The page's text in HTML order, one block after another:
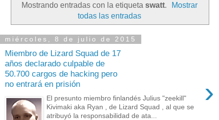
Mostrando entradas con la etiqueta swatt.
Mostrar
todas las entradas
miércoles, 8 de julio de 2015
Miembro de Lizard Squad de 17
años declarado culpable de
50.700 cargos de hacking pero
no entrará en prisión
›
El presunto miembro finlandés Julius "zeekill"
Kivimaki aka Ryan , de Lizard Squad , al que se
atribuyó la responsabilidad de ata...